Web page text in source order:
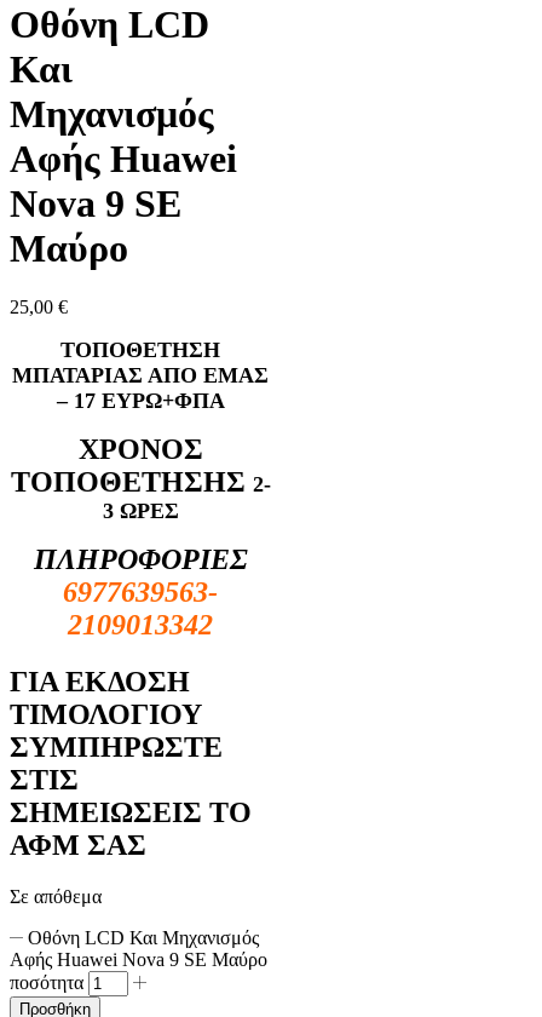
Οθόνη LCD
Και
Μηχανισμός
Αφής Huawei
Nova 9 SE
Μαύρο
25,00 €
ΤΟΠΟΘΕΤΗΣΗ
ΜΠΑΤΑΡΙΑΣ ΑΠΟ ΕΜΑΣ
– 17 ΕΥΡΩ+ΦΠΑ
ΧΡΟΝΟΣ
ΤΟΠΟΘΕΤΗΣΗΣ 2-
3 ΩΡΕΣ
ΠΛΗΡΟΦΟΡΙΕΣ
6977639563-
2109013342
ΓΙΑ ΕΚΔΟΣΗ
ΤΙΜΟΛΟΓΙΟΥ
ΣΥΜΠΗΡΩΣΤΕ
ΣΤΙΣ
ΣΗΜΕΙΩΣΕΙΣ ΤΟ
ΑΦΜ ΣΑΣ
Σε απόθεμα
Οθόνη LCD Και Μηχανισμός
Αφής Huawei Nova 9 SE Μαύρο
ποσότητα
Προσθήκη